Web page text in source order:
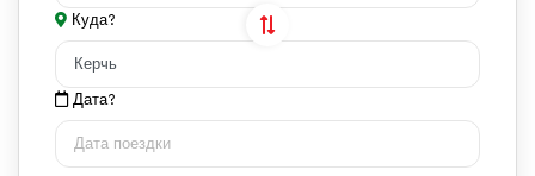
Куда?
Дата?